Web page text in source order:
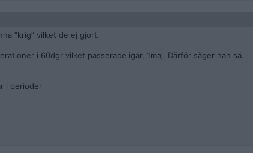
”krig” vilket de ej gjort.
i 60dgr vilket passerade igår, 1maj. Därför säger han så.
i perioder